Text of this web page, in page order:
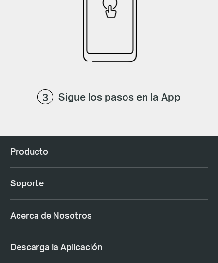
Sigue los pasos en la App
Producto
Soporte
Acerca de Nosotros
Descarga la Aplicación